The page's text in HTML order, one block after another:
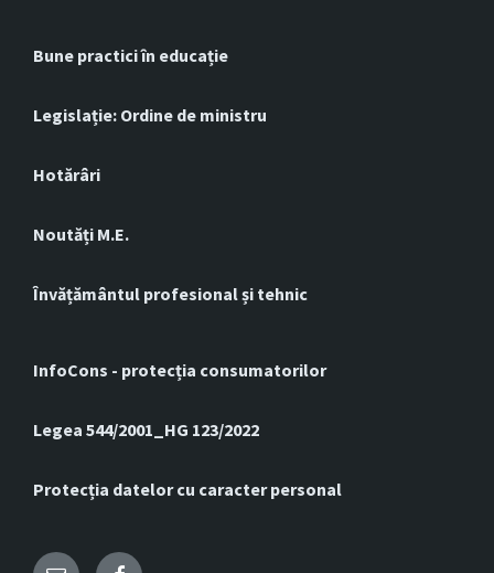
Bune practici în educație
Legislație: Ordine de ministru
Hotărâri
Noutăți M.E.
Învățământul profesional și tehnic
InfoCons - protecția consumatorilor
Legea 544/2001_HG 123/2022
Protecția datelor cu caracter personal